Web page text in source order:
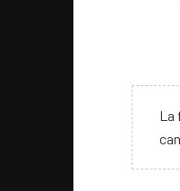
La